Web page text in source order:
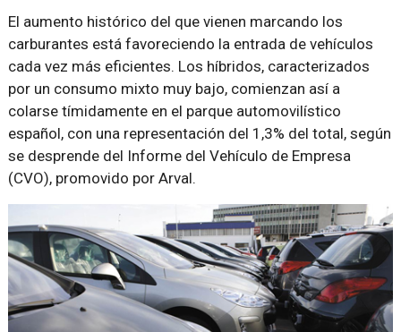
El aumento histórico del que vienen marcando los
carburantes está favoreciendo la entrada de vehículos
cada vez más eficientes. Los híbridos, caracterizados
por un consumo mixto muy bajo, comienzan así a
colarse tímidamente en el parque automovilístico
español, con una representación del 1,3% del total, según
se desprende del Informe del Vehículo de Empresa
(CVO), promovido por Arval.